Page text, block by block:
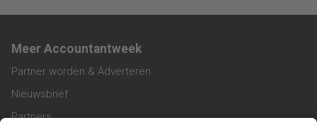
Meer Accountantweek
Partner worden & Adverteren
Nieuwsbrief
Partners